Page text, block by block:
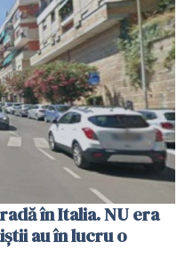
în Italia. NU era
au în lucru o